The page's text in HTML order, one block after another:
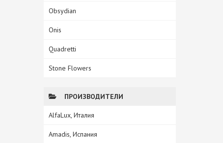
Obsydian
Onis
Quadretti
Stone Flowers
ПРОИЗВОДИТЕЛИ
AlfaLux, Италия
Amadis, Испания